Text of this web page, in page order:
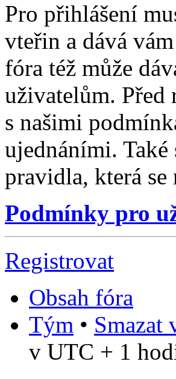
Pro přihlášení
vteřin a dává
fóra též může
uživatelům. Před
s našimi
ujednáními.
pravidla, která
Podmínky pro
Registrovat
Obsah fóra
Tým • Smazat
v UTC + 1